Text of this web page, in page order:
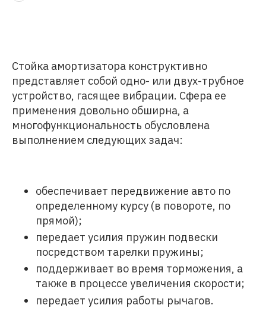
Стойка амортизатора конструктивно
представляет собой одно- или двух-трубное
устройство, гасящее вибрации. Сфера ее
применения довольно обширна, а
многофункциональность обусловлена
выполнением следующих задач:
обеспечивает передвижение авто по
определенному курсу (в повороте, по
прямой);
передает усилия пружин подвески
посредством тарелки пружины;
поддерживает во время торможения, а
также в процессе увеличения скорости;
передает усилия работы рычагов.